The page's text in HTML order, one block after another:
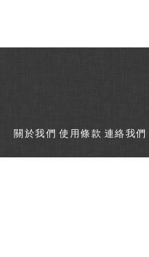
關於我們 使用條款 連絡我們